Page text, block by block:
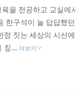
간의 얼굴을 흐리게
지적장애인이 각기
리운동과 동물권리
리다
차에 천착한 까닭은
재’로 환원해온 역
육을 전공하고 교실에
한구석이 늘 답답했
정 짓는 세상의 시선
짚... 더보기